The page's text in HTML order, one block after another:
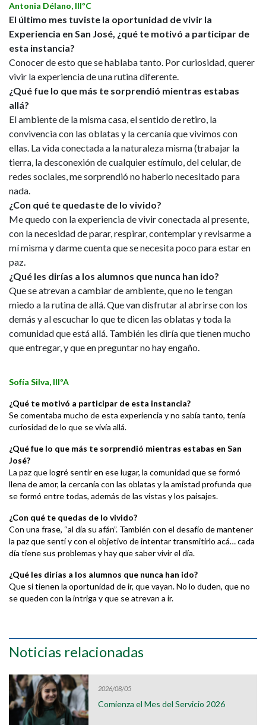
Antonia Délano, IIIºC
El último mes tuviste la oportunidad de vivir la
Experiencia en San José, ¿qué te motivó a participar de
esta instancia?
Conocer de esto que se hablaba tanto. Por curiosidad, querer
vivir la experiencia de una rutina diferente.
¿Qué fue lo que más te sorprendió mientras estabas
allá?
El ambiente de la misma casa, el sentido de retiro, la
convivencia con las oblatas y la cercanía que vivimos con
ellas. La vida conectada a la naturaleza misma (trabajar la
tierra, la desconexión de cualquier estímulo, del celular, de
redes sociales, me sorprendió no haberlo necesitado para
nada.
¿Con qué te quedaste de lo vivido?
Me quedo con la experiencia de vivir conectada al presente,
con la necesidad de parar, respirar, contemplar y revisarme a
mí misma y darme cuenta que se necesita poco para estar en
paz.
¿Qué les dirías a los alumnos que nunca han ido?
Que se atrevan a cambiar de ambiente, que no le tengan
miedo a la rutina de allá. Que van disfrutar al abrirse con los
demás y al escuchar lo que te dicen las oblatas y toda la
comunidad que está allá. También les diría que tienen mucho
que entregar, y que en preguntar no hay engaño.
Sofía Silva, IIIºA
¿Qué te motivó a participar de esta instancia?
Se comentaba mucho de esta experiencia y no sabía tanto, tenía
curiosidad de lo que se vivía allá.
¿Qué fue lo que más te sorprendió mientras estabas en San
José?
La paz que logré sentir en ese lugar, la comunidad que se formó
llena de amor, la cercanía con las oblatas y la amistad profunda que
se formó entre todas, además de las vistas y los paisajes.
¿Con qué te quedas de lo vivido?
Con una frase, “al día su afán”. También con el desafío de mantener
la paz que sentí y con el objetivo de intentar transmitirlo acá… cada
día tiene sus problemas y hay que saber vivir el día.
¿Qué les dirías a los alumnos que nunca han ido?
Que si tienen la oportunidad de ir, que vayan. No lo duden, que no
se queden con la intriga y que se atrevan a ir.
Noticias relacionadas
2026/08/05
Comienza el Mes del Servicio 2026